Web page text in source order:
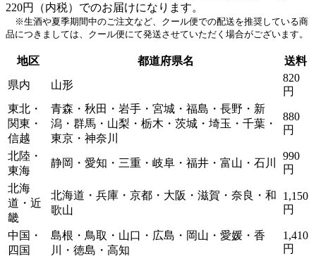
220円（内税）でのお届けになります。
※生酒や夏季期間中のご注文など、クール便での配送を推奨している商
品につきましては、クール便にて発送させていただく場合がございます。
地区 都道府県名
送料
県内
山形
820
円
東北・
関東・
信越
青森・秋田・岩手・宮城・福島・長野・新
潟・群馬・山梨・栃木・茨城・埼玉・千葉・
東京・神奈川
880
円
北陸・
東海
静岡・愛知・三重・岐阜・福井・富山・石川
990
円
北海
道・近
畿
北海道・兵庫・京都・大阪・滋賀・奈良・和
歌山
1,150
円
中国・
四国
島根・鳥取・山口・広島・岡山・愛媛・香
川・徳島・高知
1,410
円